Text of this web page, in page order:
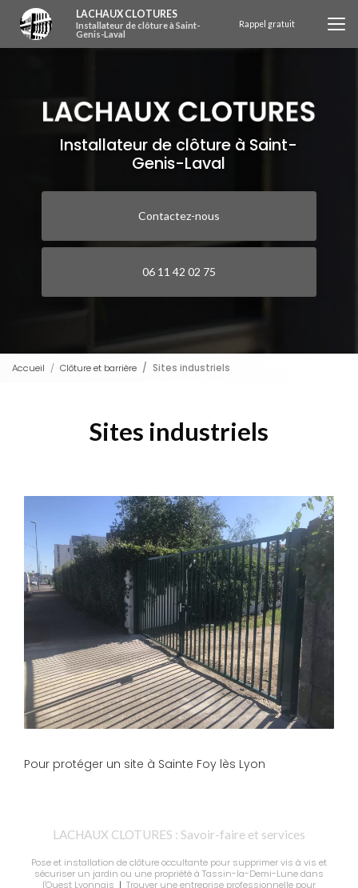
contenu
principal
LACHAUX CLOTURES
Installateur de clôture à Saint-
Genis-Laval
Rappel gratuit
Installateur de clôture à Saint-
Genis-Laval
Contactez-nous
06 11 42 02 75
Accueil Clôture et barrière Sites industriels
Sites industriels
Pour protéger un site à Sainte Foy lès Lyon
LACHAUX CLOTURES : Savoir-faire et services
Pose et installation de clôture occultante pour supprimer vis à vis et
sécuriser un jardin ou une propriété à Tassin-la-Demi-Lune dans
l'Ouest Lyonnais | Trouver une entreprise professionnelle pour